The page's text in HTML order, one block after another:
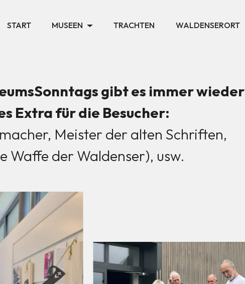
START MUSEEN TRACHTEN WALDENSERORT
gibt es immer wieder
Extra für die Besucher:
Meister der alten Schriften,
Waffe der Waldenser), usw.